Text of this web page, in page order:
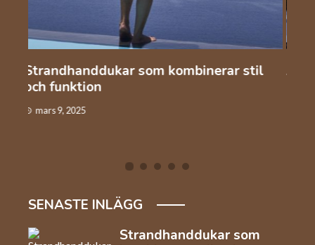
Automation och arbetskraft inom
industrin
januari 22, 2025
SENASTE INLÄGG
Strandhanddukar som